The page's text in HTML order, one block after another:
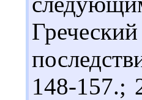
148-157.;